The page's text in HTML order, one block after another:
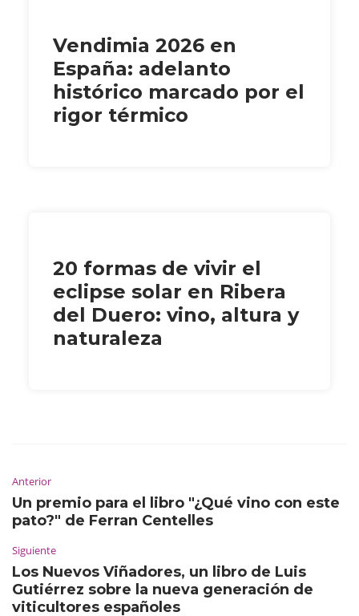
Vendimia 2026 en
España: adelanto
histórico marcado por el
rigor térmico
20 formas de vivir el
eclipse solar en Ribera
del Duero: vino, altura y
naturaleza
Anterior
Un premio para el libro "¿Qué vino con este
pato?" de Ferran Centelles
Siguiente
Los Nuevos Viñadores, un libro de Luis
Gutiérrez sobre la nueva generación de
viticultores españoles